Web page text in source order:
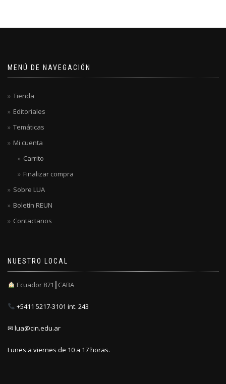
MENÚ DE NAVEGACIÓN
Tienda
Editoriales
Temáticas
Mi cuenta
Carrito
Finalizar compra
Sobre LUA
Boletín REUN
Contactanos
NUESTRO LOCAL
Ecuador 871┃CABA
+5411 5217-3101 int. 243
✉ lua@cin.edu.ar
Lunes a viernes de 10 a 17 horas.